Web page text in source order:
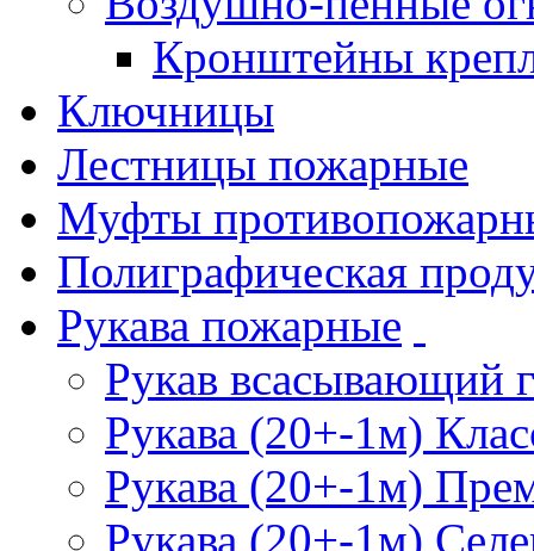
Кронштейны
Ключницы
Лестницы пожарные
Муфты
Полиграфическая
Рукава пожарные
Рукав всасывающий
Рукава (20+-1м)
Рукава (20+-1м)
Рукава (20+-1м)